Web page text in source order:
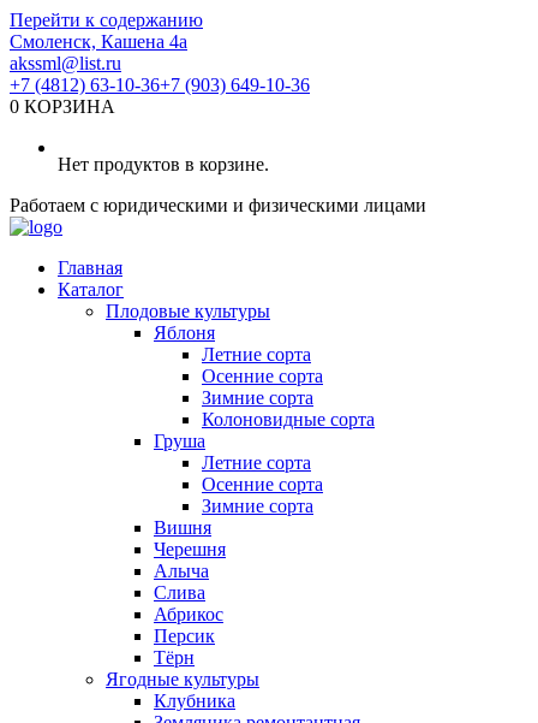
Перейти к содержанию
Смоленск, Кашена 4а
akssml@list.ru
+7 (4812) 63-10-36+7 (903) 649-10-36
0 КОРЗИНА
Нет продуктов в корзине.
Работаем с юридическими и физическими лицами
Главная
Каталог
Плодовые культуры
Яблоня
Летние сорта
Осенние сорта
Зимние сорта
Колоновидные сорта
Груша
Летние сорта
Осенние сорта
Зимние сорта
Вишня
Черешня
Алыча
Слива
Абрикос
Персик
Тёрн
Ягодные культуры
Клубника